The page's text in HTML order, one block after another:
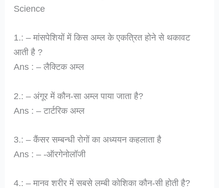
Science
1.: – मांसपेशियों में किस अम्ल के एकत्रित होने से थकावट
आती है ?
Ans : – लैक्टिक अम्ल
2.: – अंगूर में कौन-सा अम्ल पाया जाता है?
Ans : – टार्टरिक अम्ल
3.: – कैंसर सम्बन्धी रोगों का अध्ययन कहलाता है
Ans : – -ऑरगेनोलॉजी
4.: – मानव शरीर में सबसे लम्बी कोशिका कौन-सी होती है?